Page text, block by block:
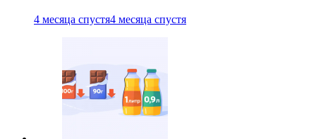
4 месяца спустя4 месяца спустя